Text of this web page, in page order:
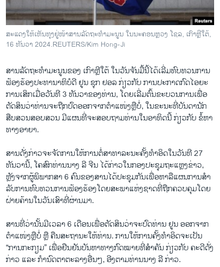
ພາສາອັງກິດ
ວີດີໂອ
ສຽງ
ລາຍງານ
ຕິດຕາມພວກເຮົາ ທີ່
ພາສາຕ່າງໆ
ສະ​ແດງ​ໃຫ້​ເຫັນ​ທຸງ​ຢູ່​ໜ້​າ​ສານ​ລັດ​ຖະ​ທ​ຳ​ມະ​ນູນ ໃນ​ນະ​ຄອນຫຼວງ ໂຊ​ລ, ເກົາຫຼີ​ໃຕ້,
16 ທັນ​ວາ 2024.REUTERS/Kim Hong-Ji
ສານ​ລັດ​ຖະ​ທຳ​ມ​ະ​ນູນ​ຂອງ ເກົາຫຼີ​ໃຕ້ ໃນ​ວັນ​ຈັນ​ມື້ນີ້​ໄດ້​ເລີ່ມ​ທົບ​ທວນ​ການ​
ຟ້ອງ​ຮ້ອງ​ປະ​ທາ​ນາ​ທິ​ບໍ​ດີ​ ຢູນ ຊຸກ ຢອ​ລ ກ່ຽວ​ກັບ ການ​ປະ​ກາດ​ກົດ​ໄອ​ຍະ​
ການ​ເສິກ​ເມື່ອ​ວັນ​ທີ 3 ທັນ​ວາ​ຂອງ​ທ່ານ, ໂດຍ​ເລີ່ມ​ຕົ້ນ​ຂະ​ບວນ​ການ​ເພື່ອ​
ຕັດ​ສິນ​ວ່າ​ທ່ານ​ຈະ​ຖືກ​ປົດ​ອອກ​ຈາກ​ຕຳ​ແໜ່ງຫຼືບໍ່, ໃນ​ຂະ​ນະ​ທີ່​ບັນ​ດາ​ນັກ​
ສືບ​ສວນ​ສອບ​ສວນ ມີ​ແຜນ​ທີ່​ຈະ​ສອບ​ຖາ​ມ​ທ່ານ​ໃນ​ອາ​ທິດນີ້ ກ່ຽວ​ກັບ ຂໍ້​ຫາ​
ທາງ​ອາ​ຍາ.
ສານ​ດັ່ງ​ກ່າວ​ຈະ​ຈັດ​ການ​ໃຫ້​ການ​ຕໍ່​ສາ​ທາ​ລະ​ນະ​ຄັ້ງ​ທຳ​ອິດ​ໃນ​ວັນ​ທີ 27
ທັນ​ວາ​ນີ້, ໂຄ​ສົກ​ທ່ານ​ນາງ ລີ ຈີນ ໄດ້​ກ່າວ​ໃນ​ກອງ​ປະ​ຊຸມ​ຖະ​ແຫຼງ​ຂ່າວ,
ຫຼັງ​ຈາກ​ຜູ້​ພິ​ພາກ​ສາ 6 ຄົນ​ຂອງ​ສານ​ໄດ້​ປະ​ຊຸມ​ກັນ​ເພື່ອ​ຫາ​ລື​ແຜນ​ການ​ສຳ​
ລັບ​ການ​ທົບ​ທວນ​ການ​ຟ້ອງ​ຮ້ອງ​ໂດຍ​ສະ​ພາ​ແຫ່ງ​ຊາດ​ທີ່​ຖືກ​ຄວບ​ຄຸມ​ໂດຍ​
ຝ່າຍ​ຄ້ານ​ໃນ​ວັນ​ເສົາ​ທີ່​ຜ່ານ​ມາ.
ສານ​ທີ່​ວ່າ​ນັ້ນ​ມີ​ເວ​ລາ 6 ເດືອນ​ເພື່ອ​ຕັດ​ສິນ​ວ່າ​ຈະ​ປົດ​ທ່ານ ຢູນ ອອກ​ຈາກ​
ຕຳ​ແໜ່ງຫຼືບໍ່ ຫຼື ຄື​ນ​ສະ​ຖາ​ນະ​ໃຫ້​ທ່ານ. ການ​ໃຫ້​ການ​ຄັ້ງ​ທຳ​ອິດ​ຈະ​ເປັນ
“ການ​ກະ​ກຽມ” ເພື່ອ​ຢືນ​ຢັນ​ບັນ​ຫາ​ທາງ​ກົດ​ໝາຍ​ທີ່​ສຳ​ຄັນ ກ່ຽວ​ກັບ ຄະ​ດີ​ດັ່ງ​
ກ່າວ ແລະ ກຳ​ນົດ​ຕາ​ຕະລາງ​ອື່ນໆ, ອີງ​ຕາມ​ທ່ານ​ນາງ ລີ ກ່າວ.